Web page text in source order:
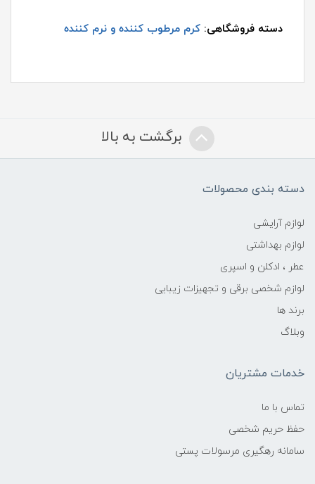
دسته فروشگاهی: کرم مرطوب کننده و نرم کننده
برگشت به بالا
دسته بندی محصولات
لوازم آرایشی
لوازم بهداشتی
عطر ، ادکلن و اسپری
لوازم شخصی برقی و تجهیزات زیبایی
برند ها
وبلاگ
خدمات مشتریان
تماس با ما
حفظ حریم شخصی
سامانه رهگیری مرسولات پستی